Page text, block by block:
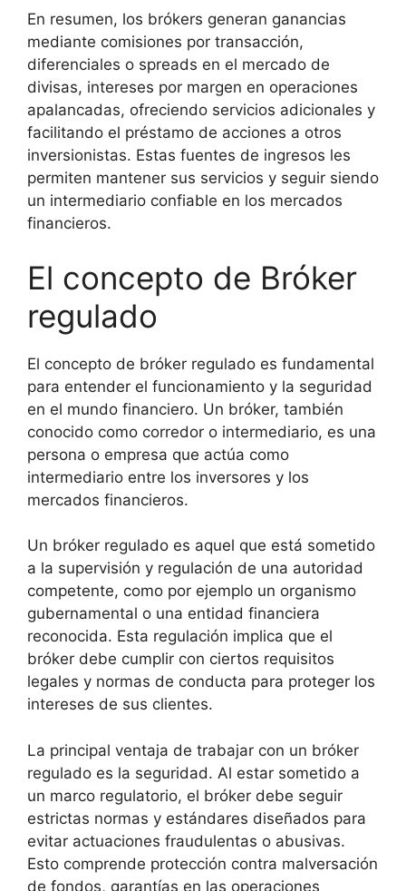
En resumen, los brókers generan ganancias
mediante comisiones por transacción,
diferenciales o spreads en el mercado de
divisas, intereses por margen en operaciones
apalancadas, ofreciendo servicios adicionales y
facilitando el préstamo de acciones a otros
inversionistas. Estas fuentes de ingresos les
permiten mantener sus servicios y seguir siendo
un intermediario confiable en los mercados
financieros.
El concepto de Bróker
regulado
El concepto de bróker regulado es fundamental
para entender el funcionamiento y la seguridad
en el mundo financiero. Un bróker, también
conocido como corredor o intermediario, es una
persona o empresa que actúa como
intermediario entre los inversores y los
mercados financieros.
Un bróker regulado es aquel que está sometido
a la supervisión y regulación de una autoridad
competente, como por ejemplo un organismo
gubernamental o una entidad financiera
reconocida. Esta regulación implica que el
bróker debe cumplir con ciertos requisitos
legales y normas de conducta para proteger los
intereses de sus clientes.
La principal ventaja de trabajar con un bróker
regulado es la seguridad. Al estar sometido a
un marco regulatorio, el bróker debe seguir
estrictas normas y estándares diseñados para
evitar actuaciones fraudulentas o abusivas.
Esto comprende protección contra malversación
de fondos, garantías en las operaciones